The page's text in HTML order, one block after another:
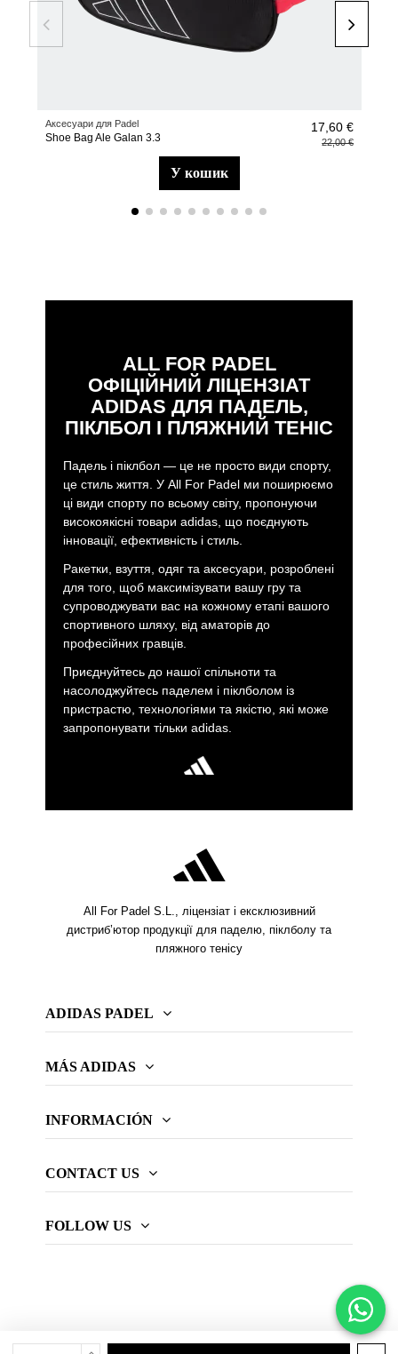
Аксесуари для Padel
Shoe Bag Ale Galan 3.3
17,60 €
22,00 €
у кошик
ALL FOR PADEL
ОФІЦІЙНИЙ ЛІЦЕНЗІАТ
ADIDAS ДЛЯ ПАДЕЛЬ,
ПІКЛБОЛ І ПЛЯЖНИЙ ТЕНІС
Падель і піклбол — це не просто види спорту,
це стиль життя. У All For Padel ми поширюємо
ці види спорту по всьому світу, пропонуючи
високоякісні товари adidas, що поєднують
інновації, ефективність і стиль.
Ракетки, взуття, одяг та аксесуари, розроблені
для того, щоб максимізувати вашу гру та
супроводжувати вас на кожному етапі вашого
спортивного шляху, від аматорів до
професійних гравців.
Приєднуйтесь до нашої спільноти та
насолоджуйтесь паделем і піклболом із
пристрастю, технологіями та якістю, які може
запропонувати тільки adidas.
All For Padel S.L., ліцензіат і ексклюзивний
дистриб’ютор продукції для паделю, піклболу та
пляжного тенісу
ADIDAS PADEL
MÁS ADIDAS
INFORMACIÓN
CONTACT US
FOLLOW US